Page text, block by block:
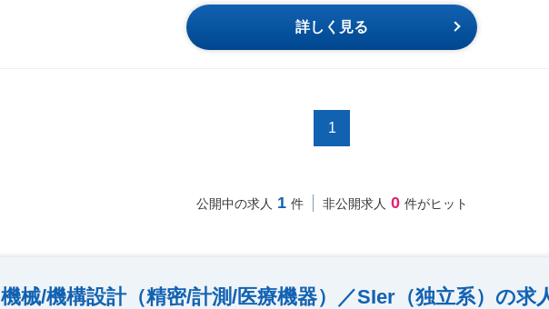
詳しく見る
1
公開中の求人 1 件 非公開求人 0 件がヒット
機械/機構設計（精密/計測/医療機器）／SIer（独立系）の求